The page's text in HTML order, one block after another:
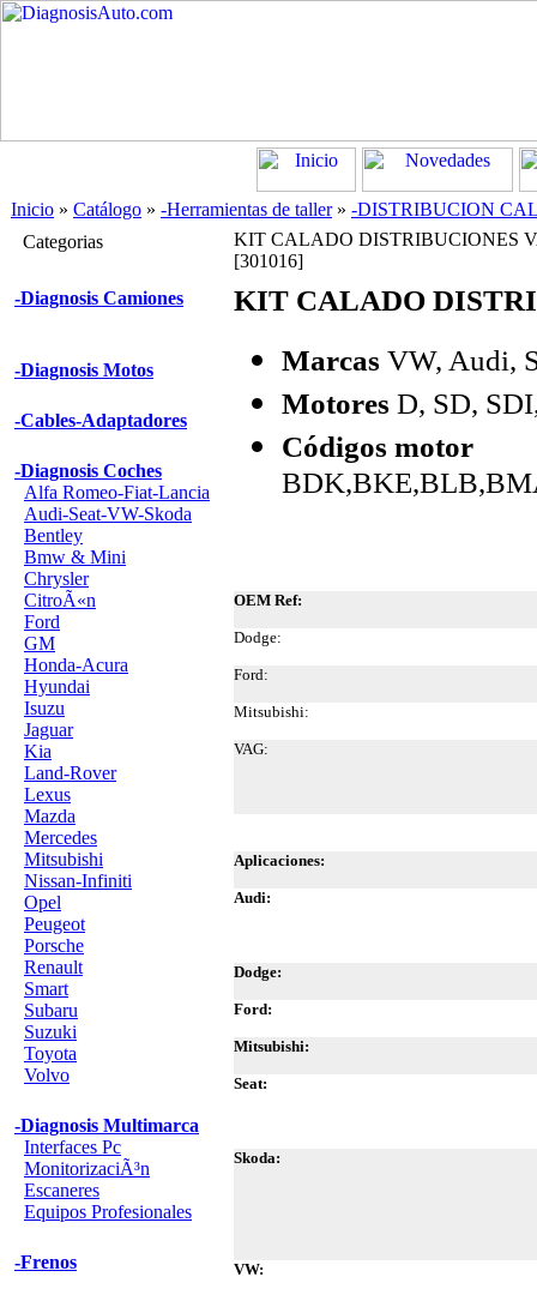
Inicio » Catálogo » -Herramientas de taller» -DISTRIBUCION
Categorias
-Diagnosis Camiones
-Diagnosis Motos
-Cables-Adaptadores
-Diagnosis Coches
Alfa Romeo-Fiat-Lancia
Audi-Seat-VW-Skoda
Bentley
Bmw & Mini
Chrysler
CitroÃ«n
Ford
GM
Honda-Acura
Hyundai
Isuzu
Jaguar
Kia
Land-Rover
Lexus
Mazda
Mercedes
Mitsubishi
Nissan-Infiniti
Opel
Peugeot
Porsche
Renault
Smart
Subaru
Suzuki
Toyota
Volvo
-Diagnosis Multimarca
Interfaces Pc
MonitorizaciÃ³n
Escaneres
Equipos Profesionales
-Frenos
KIT CALADO DISTRIBUCIONES
[301016]
KIT CALADO
Marcas VW, Audi,
Motores D, SD,
Códigos motor
OEM Ref:
Dodge:
Ford:
Mitsubishi:
VAG:
Aplicaciones:
Audi:
Dodge:
Ford:
Mitsubishi:
Seat:
Skoda:
VW: